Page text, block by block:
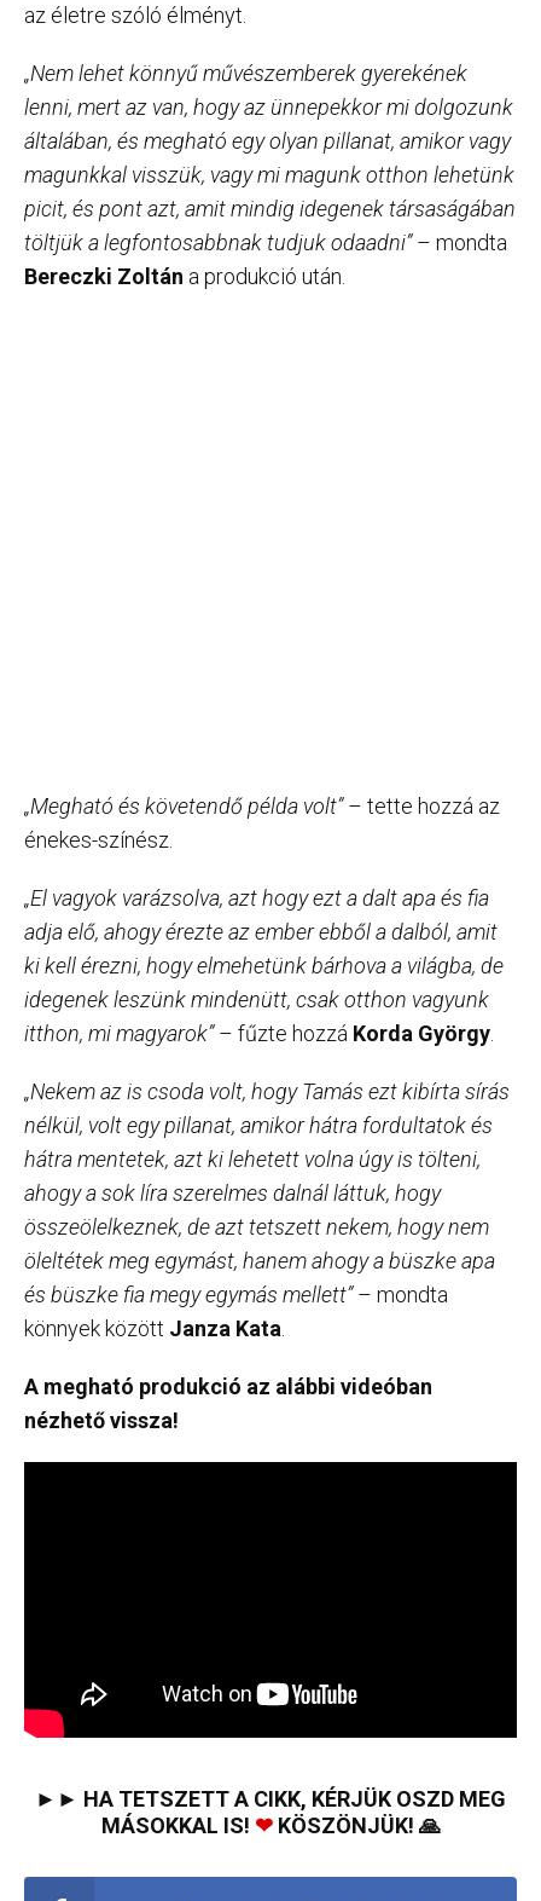
az életre szóló élményt.
„Nem lehet könnyű művészemberek gyerekének
lenni, mert az van, hogy az ünnepekkor mi dolgozunk
általában, és megható egy olyan pillanat, amikor vagy
magunkkal visszük, vagy mi magunk otthon lehetünk
picit, és pont azt, amit mindig idegenek társaságában
töltjük a legfontosabbnak tudjuk odaadni”– mondta
Bereczki Zoltán a produkció után.
„Megható és követendő példa volt”– tette hozzá az
énekes-színész.
„El vagyok varázsolva, azt hogy ezt a dalt apa és fia
adja elő, ahogy érezte az ember ebből a dalból, amit
ki kell érezni, hogy elmehetünk bárhova a világba, de
idegenek leszünk mindenütt, csak otthon vagyunk
itthon, mi magyarok”– fűzte hozzá Korda György
„Nekem az is csoda volt, hogy Tamás ezt kibírta sírás
nélkül, volt egy pillanat, amikor hátra fordultatok és
hátra mentetek, azt ki lehetett volna úgy is tölteni,
ahogy a sok líra szerelmes dalnál láttuk, hogy
összeölelkeznek, de azt tetszett nekem, hogy nem
öleltétek meg egymást, hanem ahogy a büszke apa
és büszke fia megy egymás mellett”– mondta
könnyek között Janza Kata
A megható produkció az alábbi videóban
nézhető vissza!
►► HA TETSZETT A CIKK, KÉRJÜK OSZD MEG
MÁSOKKAL IS! ❤KÖSZÖNJÜK! 🙏